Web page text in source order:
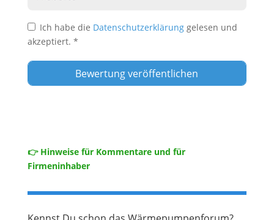
Ich habe die Datenschutzerklärung gelesen und
akzeptiert. *
👉 Hinweise für Kommentare und für
Firmeninhaber